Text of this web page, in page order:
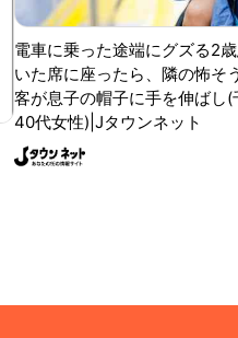
電車に乗った途端にグズる2
いた席に座ったら、隣の怖そ
客が息子の帽子に手を伸ばし(
40代女性)|Jタウンネット